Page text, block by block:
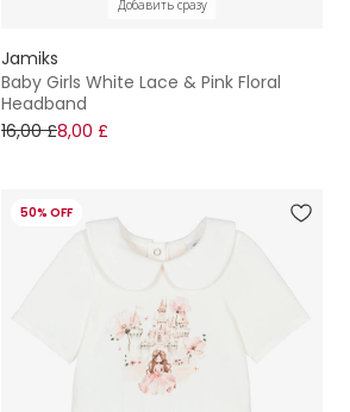
Добавить сразу
Jamiks
Baby Girls White Lace & Pink Floral
Headband
16,00 £8,00 £
50% OFF